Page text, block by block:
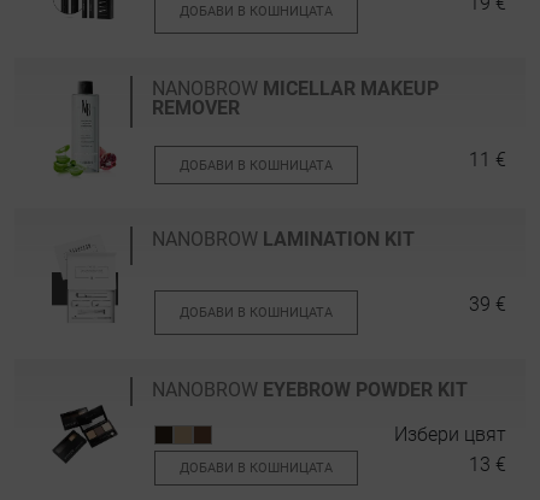
ДОБАВИ В КОШНИЦАТА
NANOBROW MICELLAR MAKEUP
REMOVER
ДОБАВИ В КОШНИЦАТА 11 €
NANOBROW LAMINATION KIT
ДОБАВИ В КОШНИЦАТА 39 €
NANOBROW EYEBROW POWDER KIT
Избери цвят
ДОБАВИ В КОШНИЦАТА 13 €